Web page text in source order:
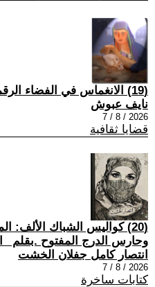
(19) الانغماس في الفضاء الرقمي.. ضياع واستلاب
نايف عبوش
2026 / 8 / 7
قضايا ثقافية
(20) كواليس الشباك الألف:
وحارس الدرج المفتوح .بقلم
انتصار كامل جفلان الخشت
2026 / 8 / 7
كتابات ساخرة